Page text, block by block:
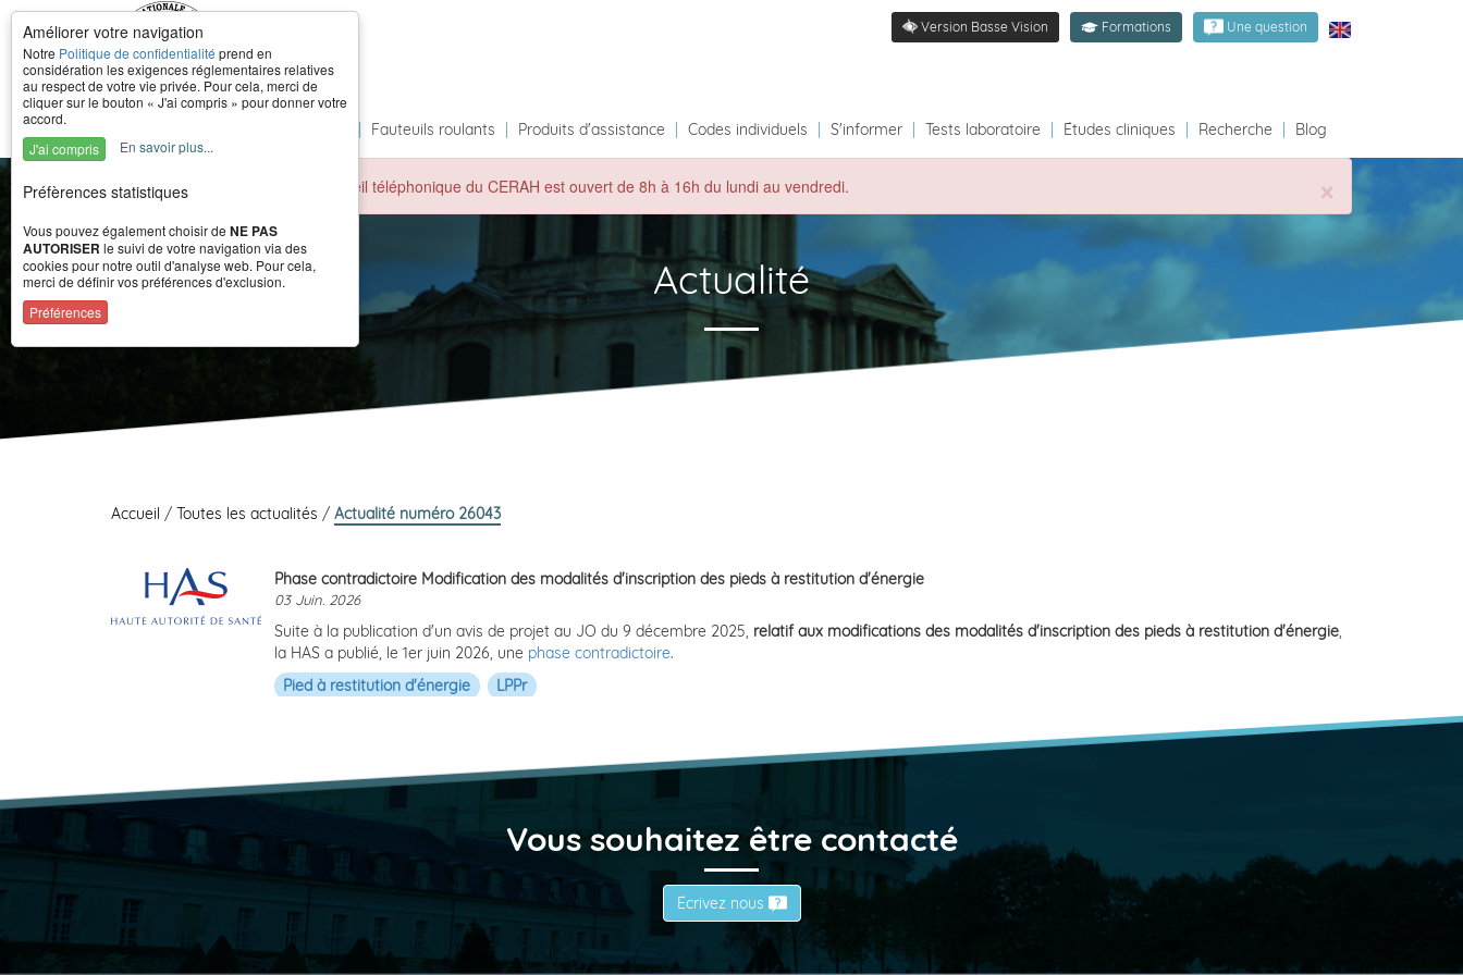
Une question
Formations
Version Basse Vision
Fauteuils roulants Produits d'assistance Codes individuels S'informer Tests laboratoire Études cliniques Recherche Blog
×
Durant la période estivale, l'accueil téléphonique du CERAH est ouvert de 8h à 16h du lundi au vendredi.
Actualité
Accueil / Toutes les actualités / Actualité numéro 26043
Phase contradictoire Modification des modalités d'inscription des pieds à restitution d'énergie
03 Juin. 2026
Suite à la publication d'un avis de projet au JO du 9 décembre 2025, relatif aux modifications des modalités d'inscription des pieds à restitution d'énergie,
la HAS a publié, le 1er juin 2026, une phase contradictoire.
Pied à restitution d'énergie
LPPr
Vous souhaitez être contacté
Écrivez nous
Améliorer votre navigation
Notre Politique de confidentialité prend en
considération les exigences réglementaires relatives
au respect de votre vie privée. Pour cela, merci de
cliquer sur le bouton « J'ai compris » pour donner votre
accord.
J'ai compris
En savoir plus...
Préfèrences statistiques
Vous pouvez également choisir de NE PAS
AUTORISER le suivi de votre navigation via des
cookies pour notre outil d'analyse web. Pour cela,
merci de définir vos préférences d'exclusion.
Préférences